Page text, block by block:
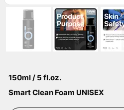
150ml / 5 fl.oz.
Smart Clean Foam UNISEX